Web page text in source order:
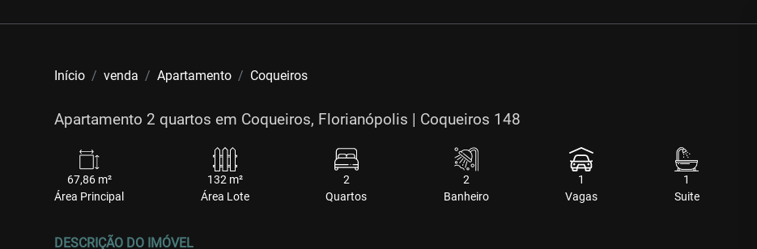
Início venda Apartamento Coqueiros
Apartamento 2 quartos em Coqueiros, Florianópolis | Coqueiros 148
67,86 m²
Área Principal
132 m²
Área Lote
2
Quartos
2
Banheiro
1
Vagas
1
Suite
DESCRIÇÃO DO IMÓVEL